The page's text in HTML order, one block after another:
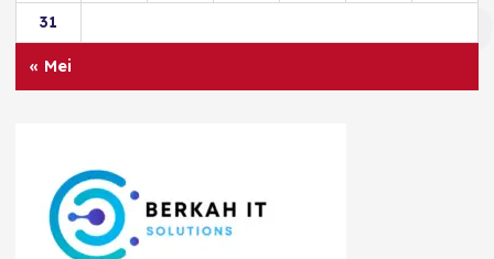
31
« Mei